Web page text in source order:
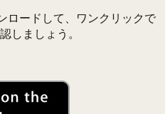
ロードして、ワンクリックで
しましょう。